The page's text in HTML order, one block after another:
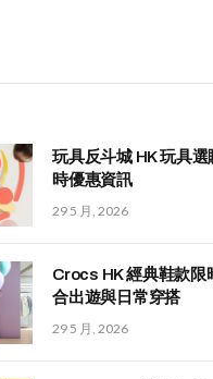
玩具反斗城 HK 玩具選
時優惠資訊
29 5 月, 2026
Crocs HK 經典鞋款限
合出遊與日常穿搭
29 5 月, 2026